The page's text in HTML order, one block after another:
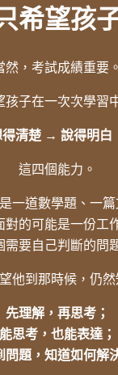
希望孩
然，考試成績重要。
子在一次次學習
清楚 → 說得明白
這四個能力。
一道數學題、一
的可能是一份工
需要自己判斷的問
他到那時候，仍然
先理解，再思考；
能思考，也能表達；
問題，知道如何解